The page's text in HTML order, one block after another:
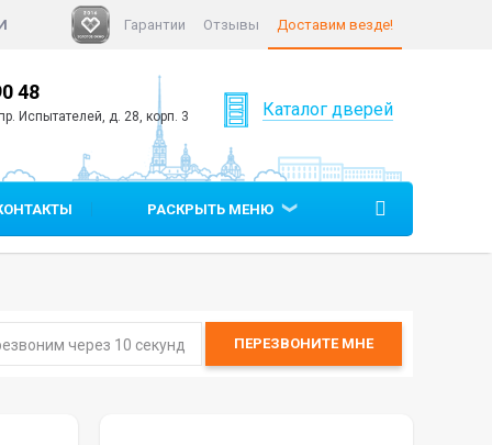
Гарантии Отзывы Доставим везде!
48
Испытателей, д. 28, корп. 3
+7 (812)
Каталог дверей
РАСКРЫТЬ МЕНЮ
ПЕРЕЗВОНИТЕМНЕ